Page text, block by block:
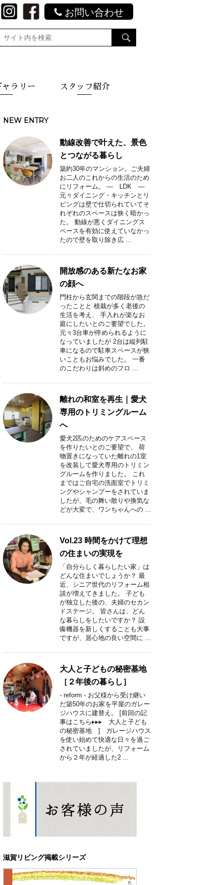
お問い合わせ
ラリー スタッフ紹介
NEW ENTRY
動線改善で叶えた、景色
とつながる暮らし
築約30年のマンション。ご夫婦
お二人のこれからの生活のため
にリフォーム。 ― LDK ―
元々ダイニング・キッチンとリ
ビングは壁で仕切られていてそ
れぞれのスペースは狭く暗かっ
た。 動線が悪くダイニングス
ペースを有効に使えていなかっ
たので壁を取り除き広 ...
開放感のある新たなお家
の顔へ
門柱から玄関までの階段が急だ
ったことと 植栽が多く老後の
生活を考え、 手入れが楽なお
庭にしたいとのご要望でした。
元々3台車が停められるように
なっていましたが 2台は縦列駐
車になるので駐車スペースが狭
いこともお悩みでした。 一番
のこだわりは斜めのフロ ...
離れの和室を再生｜愛犬
専用のトリミングルーム
へ
愛犬2匹のためのケアスペース
を作りたいとのご要望で、 荷
物置きになっていた離れの1室
を改装して愛犬専用のトリミン
グルームを作りました。 これ
まではご自宅の洗面室でトリミ
ングやシャンプーをされていま
したが、毛の舞い散りや換気な
どが大変で、ワンちゃんへの ...
Vol.23 時間をかけて理想
の住まいの実現を
「自分らしく暮らしたい家」は
どんな住まいでしょうか？ 最
近、シニア世代のリフォーム相
談が増えてきました。 子ども
が独立した後の、夫婦のセカン
ドステージ。 皆さんは、どん
な暮らしをしたいですか？ 設
備機器を新しくすることも大事
ですが、居心地の良い空間に ...
大人と子どもの秘密基地
［２年後の暮らし］
- reform - お父様から受け継い
だ築50年のお家を平屋のガレー
ジハウスに建替え。 [前回の記
事はこちら▸▸▸ 大人と子ども
の秘密基地 ] ガレージハウス
を使い始めて快適な日々を過ご
されていましたが、リフォーム
から２年が経過した2 ...
滋賀リビング掲載シリーズ